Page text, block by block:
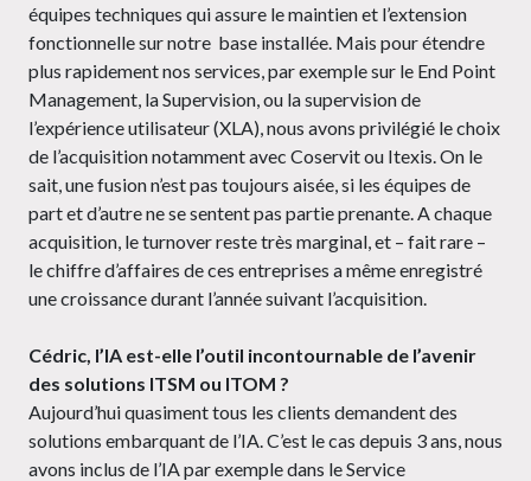
équipes techniques qui assure le maintien et l’extension
fonctionnelle sur notre base installée. Mais pour étendre
plus rapidement nos services, par exemple sur le End Point
Management, la Supervision, ou la supervision de
l’expérience utilisateur (XLA), nous avons privilégié le choix
de l’acquisition notamment avec Coservit ou Itexis. On le
sait, une fusion n’est pas toujours aisée, si les équipes de
part et d’autre ne se sentent pas partie prenante. A chaque
acquisition, le turnover reste très marginal, et – fait rare –
le chiffre d’affaires de ces entreprises a même enregistré
une croissance durant l’année suivant l’acquisition.
Cédric, l’IA est-elle l’outil incontournable de l’avenir
des solutions ITSM ou ITOM ?
Aujourd’hui quasiment tous les clients demandent des
solutions embarquant de l’IA. C’est le cas depuis 3 ans, nous
avons inclus de l’IA par exemple dans le Service